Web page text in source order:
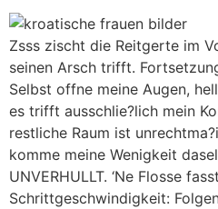
Zsss zischt die Reitgerte im
seinen Arsch trifft.
Selbst offne meine Augen,
es trifft ausschlie?lich mein
restliche Raum ist
komme meine Wenigkeit
UNVERHULLT. ‘Ne Flosse
Schrittgeschwindigkeit: